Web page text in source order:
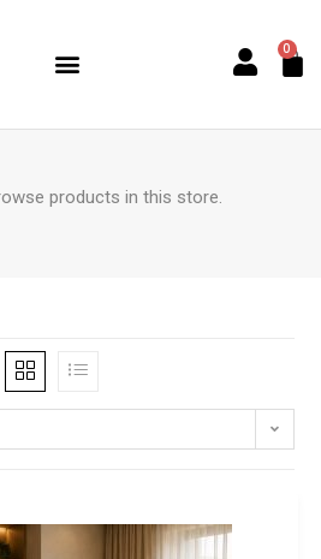
0
products in this store.